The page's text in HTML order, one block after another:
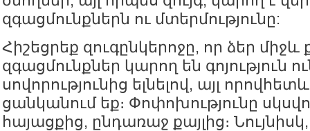
զգացմունքներն ու մտերմությունը:
Հիշեցրեք զուգընկերոջը, որ ձեր միջև
զգացմունքներ կարող են գոյություն
սովորությունից ելնելով, այլ
ցանկանում եք։ Փոփոխությունը
հայացքից, ընդառաջ քայլից։